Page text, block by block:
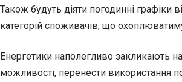
Також будуть діяти погодинні графіки
категорій споживачів, що
Енергетики наполегливо закликають
можливості, перенести використання